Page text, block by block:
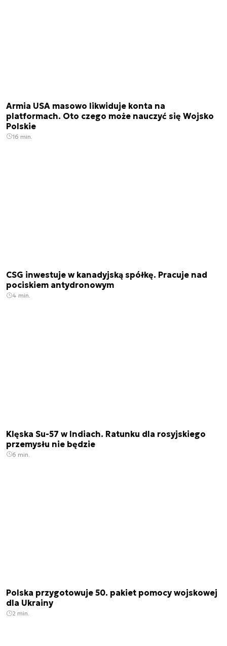
Armia USA masowo likwiduje konta na
platformach. Oto czego może nauczyć się Wojsko
Polskie
16 min.
CSG inwestuje w kanadyjską spółkę. Pracuje nad
pociskiem antydronowym
4 min.
Klęska Su-57 w Indiach. Ratunku dla rosyjskiego
przemysłu nie będzie
6 min.
Polska przygotowuje 50. pakiet pomocy wojskowej
dla Ukrainy
2 min.